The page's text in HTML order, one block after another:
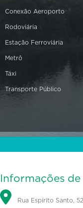
Conexão Aeroporto
Rodoviária
Estação Ferroviária
Metrô
Táxi
Transporte Público
Informações
Rua Espírito Santo,